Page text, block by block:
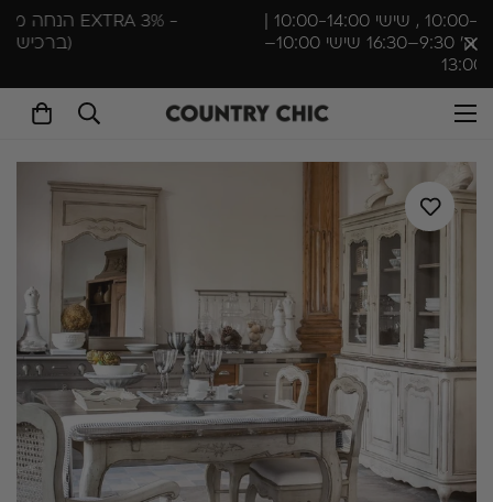
- 3% EXTRA הנחה מיידית לחברי מועדון בלבד
(ברכישה ראשונה)